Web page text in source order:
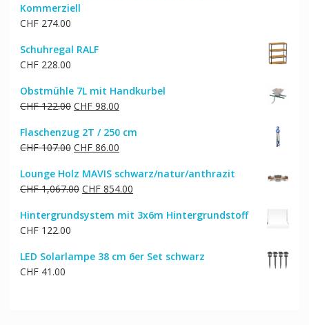
Kommerziell
CHF274.00
Schuhregal RALF
CHF228.00
Obstmühle 7L mit Handkurbel
CHF122.00 Ursprünglicher
war:
CHF 122.00
CHF98.00Aktueller
ist:
CHF 98.00.
Flaschenzug 2T / 250 cm
CHF107.00 Ursprünglicher
war:
CHF 107.00
CHF86.00Aktueller
ist:
CHF 86.00.
Lounge Holz MAVIS schwarz/natur/anthrazit
CHF1,067.00 Ursprünglicher
war:
CHF854.00Aktueller
ist:
Hintergrundsystem mit 3x6m Hintergrundstoff
CHF122.00
LED Solarlampe 38 cm 6er Set schwarz
CHF41.00